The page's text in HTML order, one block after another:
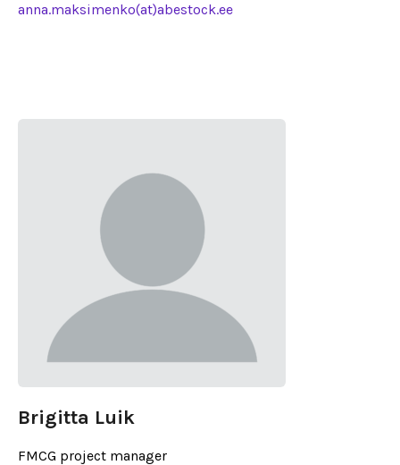
anna.maksimenko(at)abestock.ee
Brigitta Luik
FMCG project manager